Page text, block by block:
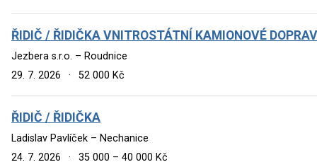
ŘIDIČ / ŘIDIČKA VNITROSTÁTNÍ KAMIONOVÉ
Jezbera s.r.o. – Roudnice
29. 7. 2026
· 52 000 Kč
ŘIDIČ / ŘIDIČKA
Ladislav Pavlíček – Nechanice
24. 7. 2026
· 35 000 – 40 000 Kč